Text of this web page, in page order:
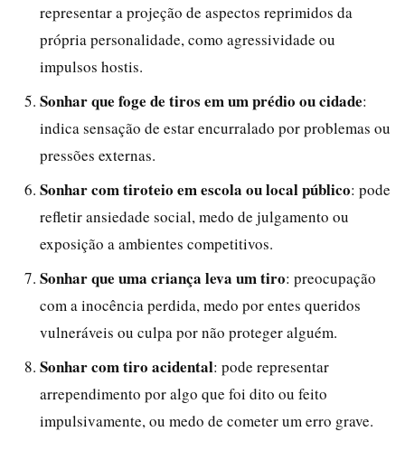
representar a projeção de aspectos reprimidos da
própria personalidade, como agressividade ou
impulsos hostis.
Sonhar que foge de tiros em um prédio ou cidade:
indica sensação de estar encurralado por problemas ou
pressões externas.
Sonhar com tiroteio em escola ou local público: pode
refletir ansiedade social, medo de julgamento ou
exposição a ambientes competitivos.
Sonhar que uma criança leva um tiro: preocupação
com a inocência perdida, medo por entes queridos
vulneráveis ou culpa por não proteger alguém.
Sonhar com tiro acidental: pode representar
arrependimento por algo que foi dito ou feito
impulsivamente, ou medo de cometer um erro grave.